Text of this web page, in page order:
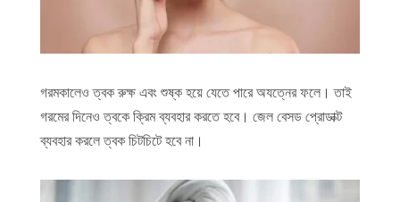
গরমকালেও ত্বক রুক্ষ এবং শুষ্ক হয়ে যেতে পারে অযত্নের ফলে। তাই
গরমের দিনেও ত্বকে ক্রিম ব্যবহার করতে হবে। জেল বেসড প্রোডাক্ট
ব্যবহার করলে ত্বক চিটচিটে হবে না।